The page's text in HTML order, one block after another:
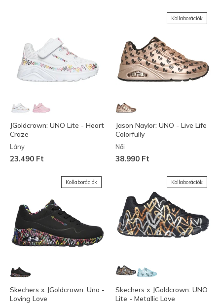
JGoldcrown: UNO Lite - Heart
Craze
Lány
23.490 Ft
Kollaborációk
Jason Naylor: UNO - Live Life
Colorfully
Női
38.990 Ft
Kollaborációk
Skechers x JGoldcrown: Uno -
Loving Love
Kollaborációk
Skechers x JGoldcrown: UNO
Lite - Metallic Love